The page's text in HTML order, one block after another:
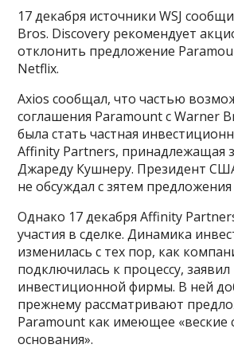
17 декабря источники WSJ
Bros. Discovery рекомендует
отклонить предложение
Netflix.
Axios сообщал, что частью
соглашения Paramount c Warner
была стать частная
Affinity Partners, принадлежащая
Джареду Кушнеру. Президент
не обсуждал с зятем
Однако 17 декабря Affinity
участия в сделке. Динамика
изменилась с тех пор, как
подключилась к процессу,
инвестиционной фирмы. В ней
прежнему рассматривают
Paramount как имеющее «веские
основания».